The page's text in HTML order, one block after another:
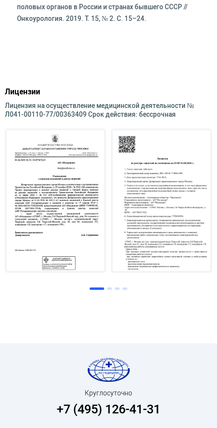
половых органов в России и странах бывшего СССР //
Онкоурология. 2019. Т. 15, № 2. С. 15–24.
Лицензии
Лицензия на осуществление медицинской деятельности №
Л041-00110-77/00363409 Срок действия: бессрочная
Круглосуточно
+7 (495) 126-41-31